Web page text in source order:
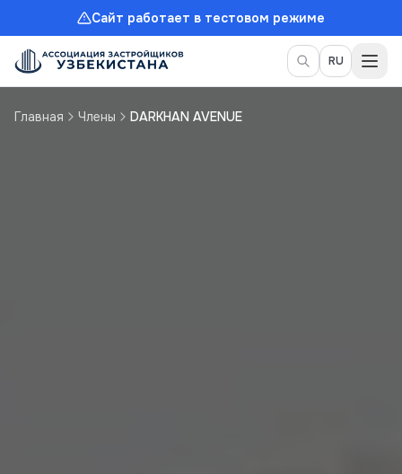
Сайт работает в тестовом режиме
RU
Главная Члены DARKHAN AVENUE